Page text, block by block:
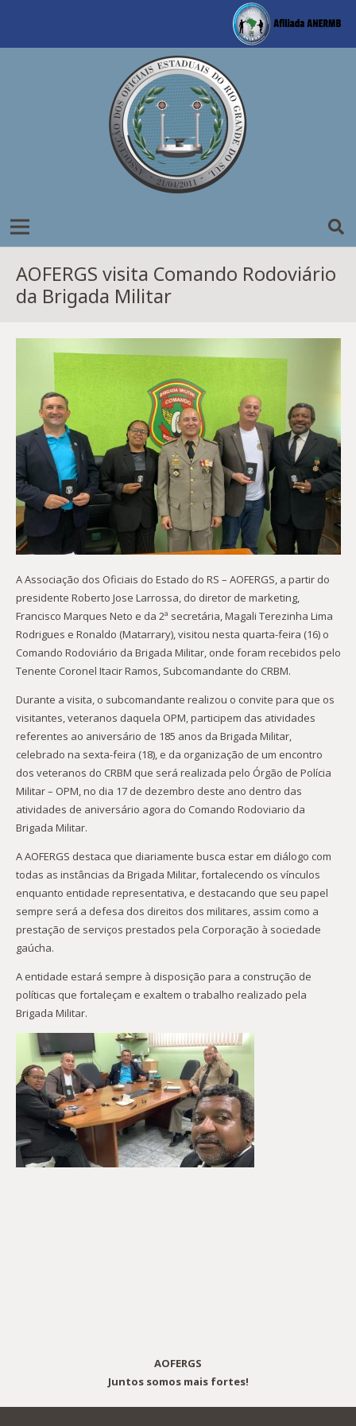
AOFERGS visita Comando Rodoviário
da Brigada Militar
A Associação dos Oficiais do Estado do RS – AOFERGS, a partir do
presidente Roberto Jose Larrossa, do diretor de marketing,
Francisco Marques Neto e da 2ª secretária, Magali Terezinha Lima
Rodrigues e Ronaldo (Matarrary), visitou nesta quarta-feira (16) o
Comando Rodoviário da Brigada Militar, onde foram recebidos pelo
Tenente Coronel Itacir Ramos, Subcomandante do CRBM.
Durante a visita, o subcomandante realizou o convite para que os
visitantes, veteranos daquela OPM, participem das atividades
referentes ao aniversário de 185 anos da Brigada Militar,
celebrado na sexta-feira (18), e da organização de um encontro
dos veteranos do CRBM que será realizada pelo Órgão de Polícia
Militar – OPM, no dia 17 de dezembro deste ano dentro das
atividades de aniversário agora do Comando Rodoviario da
Brigada Militar.
A AOFERGS destaca que diariamente busca estar em diálogo com
todas as instâncias da Brigada Militar, fortalecendo os vínculos
enquanto entidade representativa, e destacando que seu papel
sempre será a defesa dos direitos dos militares, assim como a
prestação de serviços prestados pela Corporação à sociedade
gaúcha.
A entidade estará sempre à disposição para a construção de
políticas que fortaleçam e exaltem o trabalho realizado pela
Brigada Militar.
AOFERGS
Juntos somos mais fortes!